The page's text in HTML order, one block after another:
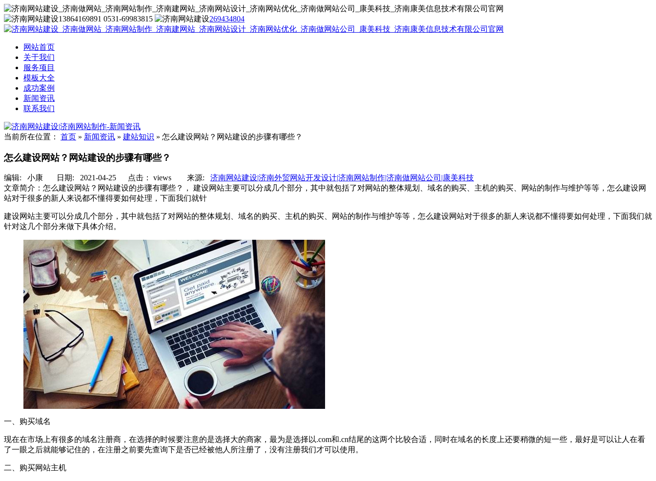
13864169891 0531-69983815 269434804
网站首页
关于我们
服务项目
模板大全
成功案例
新闻资讯
联系我们
当前所在位置： 首页 » 新闻资讯 » 建站知识 » 怎么建设网站？网站建设的步骤有哪些？
怎么建设网站？网站建设的步骤有哪些？
编辑: 小康 日期: 2021-04-25 点击： views 来源: 济南网站建设|济南外贸网站开发设计|济南网站制作|济南做网站公司|康美科技
文章简介： 怎么建设网站？网站建设的步骤有哪些？， 建设网站主要可以分成几个部分，其中就包括了对网站的整体规划、域名的购买、主机的购买、网站的制作与维护等等，怎么建设网
站对于很多的新人来说都不懂得要如何处理，下面我们就针
建设网站主要可以分成几个部分，其中就包括了对网站的整体规划、域名的购买、主机的购买、网站的制作与维护等等，怎么建设网站对于很多的新人来说都不懂得要如何处理，下面我们就
针对这几个部分来做下具体介绍。
一、购买域名
现在在市场上有很多的域名注册商，在选择的时候要注意的是选择大的商家，最为是选择以.com和.cn结尾的这两个比较合适，同时在域名的长度上还要稍微的短一些，最好是可以让人在看
了一眼之后就能够记住的，在注册之前要先查询下是否已经被他人所注册了，没有注册我们才可以使用。
二、购买网站主机